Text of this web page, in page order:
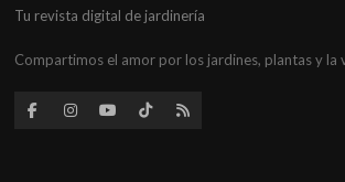
Tu revista digital de jardinería
Compartimos el amor por los jardines, plantas y la